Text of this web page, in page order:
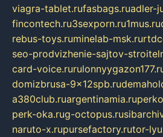
viagra-tablet.rufasbags.ruadler-
fincontech.ru3sexporn.ru1mus.ru
rebus-toys.ruminelab-msk.ru
seo-prodvizhenie-sajtov-
card-voice.ru
domizbrusa-9x12spb.ru
a380club.ruargentinamia.ru
perk-oka.rug-octopus.ru
naruto-x.rupursefactory.rutor-